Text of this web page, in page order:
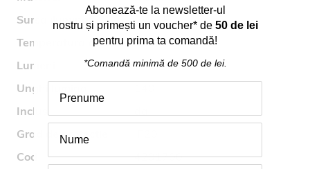
Sursa iluminat
5W LED
Temperatura culoare
3000K
Lumeni
450
Unghi lumina
Inclus
Grad de protectie
Cod
4201700
Abonează-te la newsletter-ul
nostru și primești un voucher* de 50 de lei
pentru prima ta comandă!
*Comandă minimă de 500 de lei.